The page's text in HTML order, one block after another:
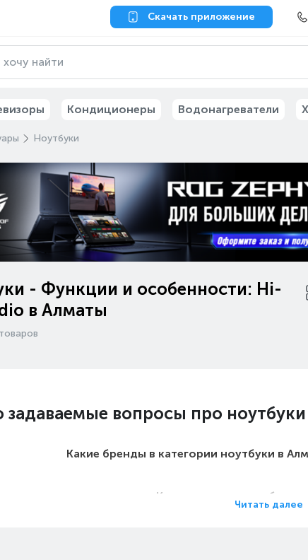
Скачать приложение
Кондиционеры Водонагреватели
Ноутбуки
- Функции и особенности: Hi-
в Алматы
задаваемые вопросы про
Какие бренды в категории ноутбуки в
Какие цены на ноутбуки
Читать далее